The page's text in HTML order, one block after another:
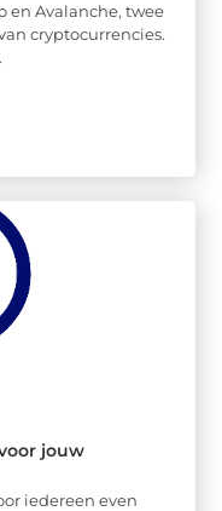
en Avalanche, twee
cryptocurrencies.
jouw
iedereen even